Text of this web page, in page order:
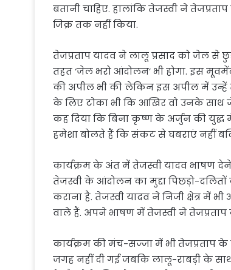
बतानी चाहिए. हालांकि तेजस्वी ने
जिक्र तक नहीं किया.
तेजप्रताप यादव ने लालू प्रसाद को जेल
तहत ‘जेल भरो आंदोलन’ भी होगा. इस
की अपील भी की लेकिन इस अपील में उन्हें
के लिए टोका भी कि आखिर वो उनके साथ
कह दिया कि बिना कृष्ण के अर्जुन की युद्ध
हमेशा बोलते हैं कि संकट से घबराएं नहीं
कार्यक्रम के अंत में तेजस्वी यादव भाषण
तेजस्वी के आंदोलन का मुद्दा पिछड़ो-
कराना है. तेजस्वी यादव ने निजी क्षेत्र में
वाले हैं. अपने भाषण में तेजस्वी ने
कार्यक्रम की मंच-सज्जा में भी तेजप्रताप
जगह नहीं दी गई जबकि लालू-राबड़ी के